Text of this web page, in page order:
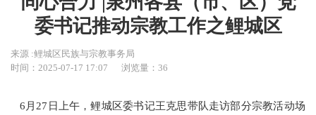
委书记推动宗教工作之鲤城区
来源 :鲤城区民族与宗教事务局
时间：2025-07-17 17:07
浏览量：36
6月27日上午，鲤城区委书记王克思带队走访部分宗教活动场